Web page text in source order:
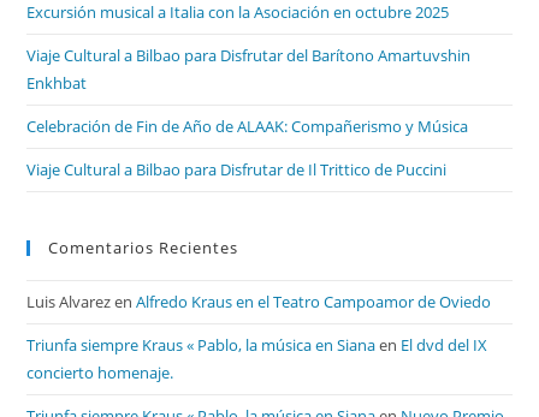
Excursión musical a Italia con la Asociación en octubre 2025
Viaje Cultural a Bilbao para Disfrutar del Barítono Amartuvshin
Enkhbat
Celebración de Fin de Año de ALAAK: Compañerismo y Música
Viaje Cultural a Bilbao para Disfrutar de Il Trittico de Puccini
Comentarios Recientes
Luis AlvarezenAlfredo Kraus en el Teatro Campoamor de Oviedo
Triunfa siempre Kraus « Pablo, la música en Sianaen El dvd del IX
concierto homenaje.